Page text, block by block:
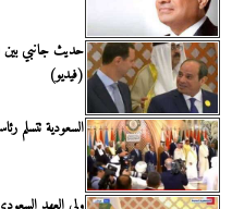
حديث جانبي بين
(فيديو)
السعودية تتسلم رئاسة الدورة الـ32